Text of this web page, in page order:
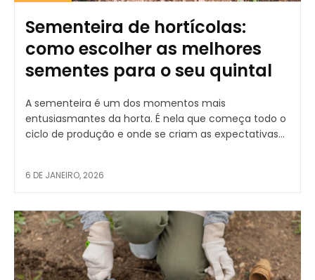
Sementeira de hortícolas:
como escolher as melhores
sementes para o seu quintal
A sementeira é um dos momentos mais
entusiasmantes da horta. É nela que começa todo o
ciclo de produção e onde se criam as expectativas...
6 DE JANEIRO, 2026